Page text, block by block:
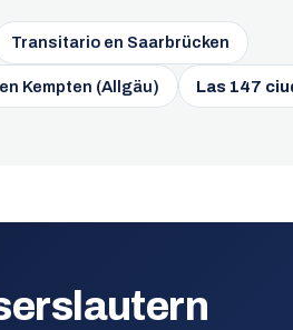
Transitario en Saarbrücken
Kempten (Allgäu) Las 147